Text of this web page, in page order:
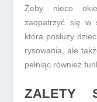
Żeby nieco
zaopatrzyć się w
która posłuży
rysowania, ale
pełniąc również
ZALETY